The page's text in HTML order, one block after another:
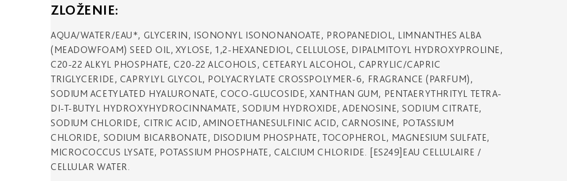
ZLOŽENIE:
AQUA/WATER/EAU*, GLYCERIN, ISONONYL ISONONANOATE, PROPANEDIOL, LIMNANTHES ALBA
(MEADOWFOAM) SEED OIL, XYLOSE, 1,2-HEXANEDIOL, CELLULOSE, DIPALMITOYL HYDROXYPROLINE,
C20-22 ALKYL PHOSPHATE, C20-22 ALCOHOLS, CETEARYL ALCOHOL, CAPRYLIC/CAPRIC
TRIGLYCERIDE, CAPRYLYL GLYCOL, POLYACRYLATE CROSSPOLYMER-6, FRAGRANCE (PARFUM),
SODIUM ACETYLATED HYALURONATE, COCO-GLUCOSIDE, XANTHAN GUM, PENTAERYTHRITYL TETRA-
DI-T-BUTYL HYDROXYHYDROCINNAMATE, SODIUM HYDROXIDE, ADENOSINE, SODIUM CITRATE,
SODIUM CHLORIDE, CITRIC ACID, AMINOETHANESULFINIC ACID, CARNOSINE, POTASSIUM
CHLORIDE, SODIUM BICARBONATE, DISODIUM PHOSPHATE, TOCOPHEROL, MAGNESIUM SULFATE,
MICROCOCCUS LYSATE, POTASSIUM PHOSPHATE, CALCIUM CHLORIDE. [ES249]EAU CELLULAIRE /
CELLULAR WATER.